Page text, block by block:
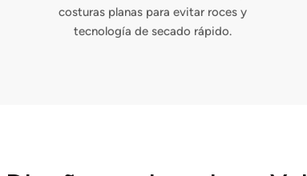
costuras planas para evitar roces y
tecnología de secado rápido.